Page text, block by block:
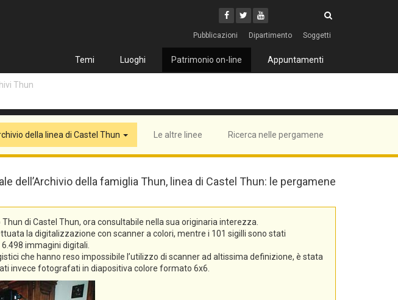
Facebook
Twitter
Youtube
Pubblicazioni Dipartimento Soggetti
Temi Luoghi Patrimonio on-line Appuntamenti
Thun
della linea di Castel Thun Le altre linee Ricerca nelle pergamene
dell’Archivio della famiglia Thun, linea di Castel Thun: le pergamene
di Castel Thun, ora consultabile nella sua originaria interezza.
la digitalizzazione con scanner a colori, mentre i 101 sigilli sono stati
immagini digitali.
che hanno reso impossibile l’utilizzo di scanner ad altissima definizione, è stata
invece fotografati in diapositiva colore formato 6x6.